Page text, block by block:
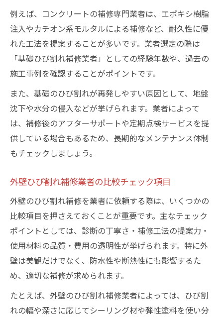
例えば、コンクリートの補修専門業者は、エポキシ樹脂
注入やカチオン系モルタルによる補修など、耐久性に優
れた工法を提案することが多いです。業者選定の際は
「基礎ひび割れ補修業者」としての経験年数や、過去の
施工事例を確認することがポイントです。
また、基礎のひび割れが再発しやすい原因として、地盤
沈下や水分の侵入などが挙げられます。業者によって
は、補修後のアフターサポートや定期点検サービスを提
供している場合もあるため、長期的なメンテナンス体制
もチェックしましょう。
外壁ひび割れ補修業者の比較チェック項目
外壁のひび割れ補修を業者に依頼する際は、いくつかの
比較項目を押さえておくことが重要です。主なチェック
ポイントとしては、診断の丁寧さ・補修工法の提案力・
使用材料の品質・費用の透明性が挙げられます。特に外
壁は美観だけでなく、防水性や断熱性にも影響するた
め、適切な補修が求められます。
たとえば、外壁のひび割れ補修業者によっては、ひび割
れの幅や深さに応じてシーリング材や弾性塗料を使い分